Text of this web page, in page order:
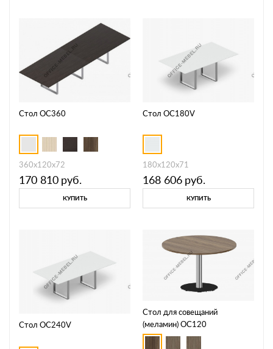
Стол OC360
360х120х72
170 810 руб.
КУПИТЬ
Стол OC180V
180х120х71
168 606 руб.
КУПИТЬ
Стол OC240V
Стол для совещаний
(меламин) OC120